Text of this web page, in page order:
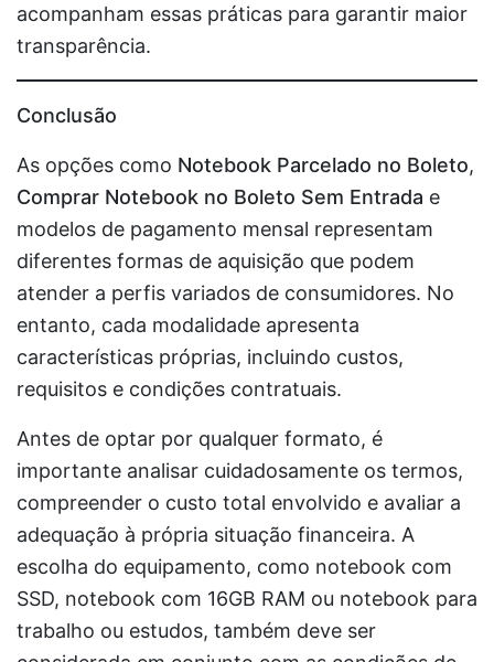
acompanham essas práticas para garantir maior
transparência.
Conclusão
As opções como Notebook Parcelado no Boleto,
Comprar Notebook no Boleto Sem Entrada e
modelos de pagamento mensal representam
diferentes formas de aquisição que podem
atender a perfis variados de consumidores. No
entanto, cada modalidade apresenta
características próprias, incluindo custos,
requisitos e condições contratuais.
Antes de optar por qualquer formato, é
importante analisar cuidadosamente os termos,
compreender o custo total envolvido e avaliar a
adequação à própria situação financeira. A
escolha do equipamento, como notebook com
SSD, notebook com 16GB RAM ou notebook para
trabalho ou estudos, também deve ser